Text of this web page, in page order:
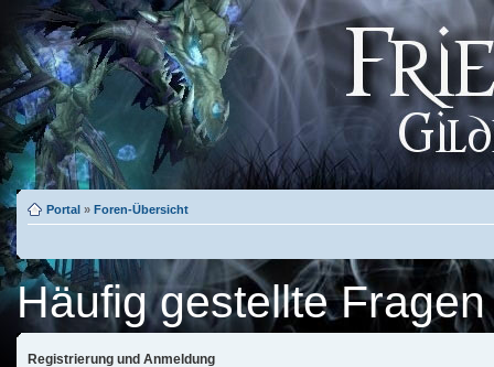
Portal » Foren-Übersicht
Häufig gestellte Fragen
Registrierung und Anmeldung